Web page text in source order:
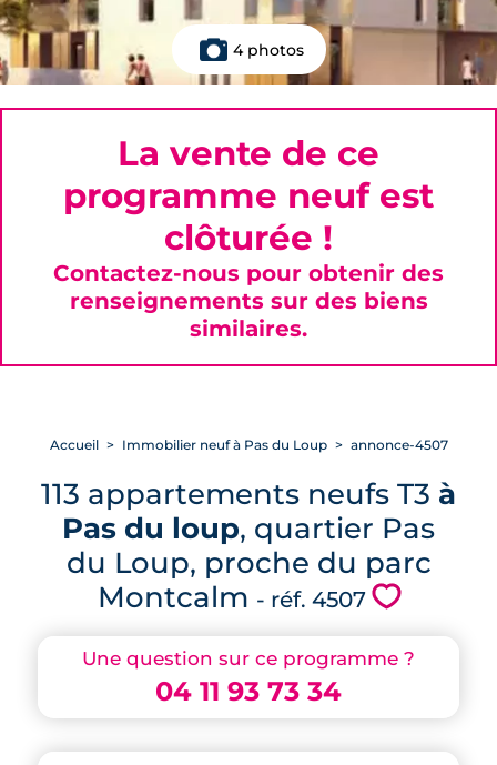
4 photos
Une question sur ce programme ?
04 11 93 73 34
Accueil Immobilier neuf à Pas du Loup annonce-4507
113 appartements neufs T3 à
Pas du loup, quartier Pas
du Loup, proche du parc
Montcalm - réf. 4507 💗
La vente de ce
programme neuf est
clôturée !
Contactez-nous pour obtenir des
renseignements sur des biens
similaires.